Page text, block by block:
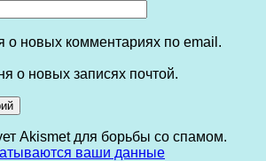
о новых комментариях по email.
о новых записях почтой.
Akismet для борьбы со спамом.
ваши данные